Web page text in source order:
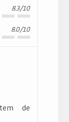
8.3/10
8.0/10
de